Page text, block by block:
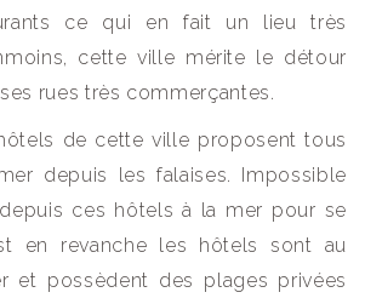
ce qui en fait un lieu très
cette ville mérite le détour
rues très commerçantes.
de cette ville proposent tous
depuis les falaises. Impossible
ces hôtels à la mer pour se
en revanche les hôtels sont au
et possèdent des plages privées